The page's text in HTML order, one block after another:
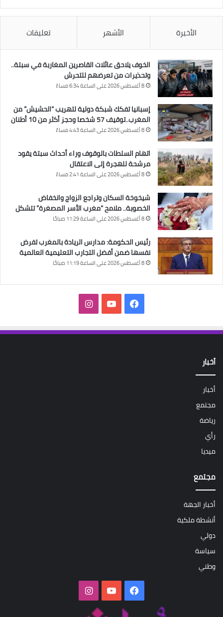
الأخيرة الأشهر تعليقات
الخوف يلاحق عائلات القاصرين المغاربة في سبتة..
وتحذيرات من تعرضهم للتحرش
8 أغسطس 2026 على الساعة 6:34 مساءً
إسبانيا تفكك شبكة دولية لتهريب “الحشيش” من
المغرب..توقيف 57 شخصا وحجز أكثر من 10 أطنان
8 أغسطس 2026 على الساعة 4:43 مساءً
اتهام السلطات بالوقوف وراء أحداث سبتة يقود
مرشحة للهجرة إلى الاعتقال
8 أغسطس 2026 على الساعة 2:41 مساءً
شيخوخة السكان وتراجع الزواج وانخفاض
الخصوبة.. ملامح “مغرب الأسر المصغرة” تتشكل
8 أغسطس 2026 على الساعة 11:29 صباحًا
رئيس الحكومة: مدارس الريادة بالمغرب تفرض
نفسها ضمن أفضل التجارب التعليمية العالمية
8 أغسطس 2026 على الساعة 11:19 صباحًا
فيسبوك‫YouTubeانستقرام
أخبار
أخبار
مجتمع
رياضة
رأي
ميديا
مجتمع
أخبار الجهة
أنشطة ملكية
دولي
سياسة
وطني
فيسبوك‫YouTubeانستقرام